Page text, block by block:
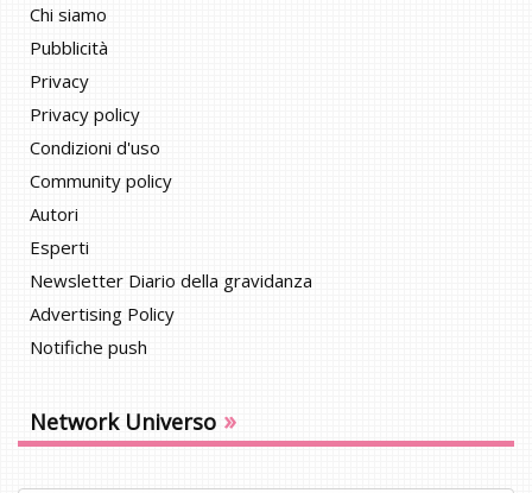
Chi siamo
Pubblicità
Privacy
Privacy policy
Condizioni d'uso
Community policy
Autori
Esperti
Newsletter Diario della gravidanza
Advertising Policy
Notifiche push
Network Universo »